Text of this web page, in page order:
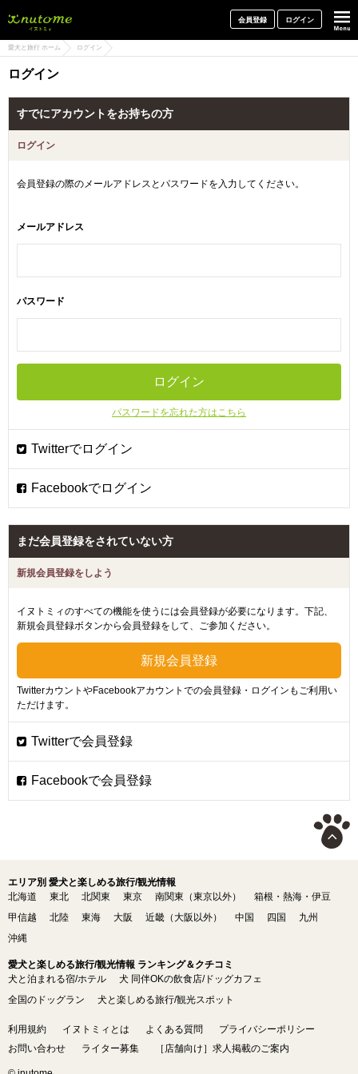
会員登録 ログイン
愛犬と旅行 ホーム ログイン
ログイン
すでにアカウントをお持ちの方
ログイン
会員登録の際のメールアドレスとパスワードを入力してください。
メールアドレス
パスワード
パスワードを忘れた方はこちら
まだ会員登録をされていない方
新規会員登録をしよう
イヌトミィのすべての機能を使うには会員登録が必要になります。下記、
新規会員登録ボタンから会員登録をして、ご参加ください。
TwitterカウントやFacebookアカウントでの会員登録・ログインもご利用い
ただけます。
エリア別 愛犬と楽しめる旅行/観光情報
北海道
東北 北関東 東京 南関東（東京以外）
箱根・熱海・伊豆
甲信越
北陸 東海 大阪 近畿（大阪以外） 中国 四国
九州
沖縄
愛犬と楽しめる旅行/観光情報 ランキング＆クチコミ
犬と泊まれる宿/ホテル
犬 同伴OKの飲食店/ドッグカフェ
全国のドッグラン
犬と楽しめる旅行/観光スポット
利用規約 イヌトミィとは よくある質問
プライバシーポリシー
お問い合わせ
ライター募集 ［店舗向け］求人掲載のご案内